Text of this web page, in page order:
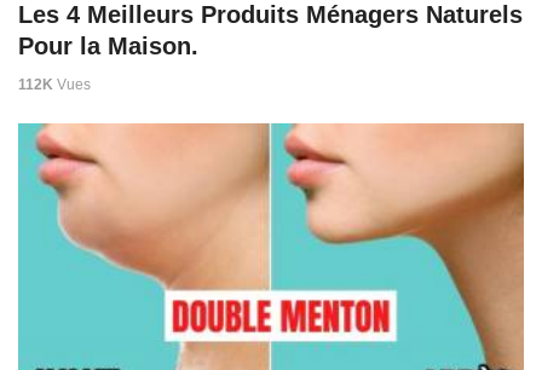
Les 4 Meilleurs Produits Ménagers Naturels
Pour la Maison.
112K Vues